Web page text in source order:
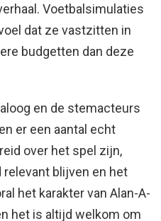
Voetbalsimulaties
dat ze vastzitten in
budgetten dan deze
en de stemacteurs
er een aantal echt
over het spel zijn,
blijven en het
het karakter van Alan-A-
het is altijd welkom om